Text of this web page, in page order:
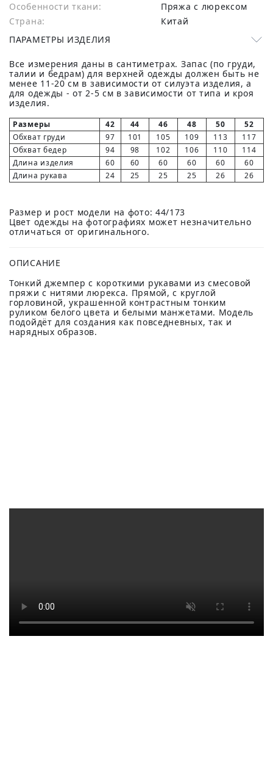
Особенности ткани:
Пряжа с люрексом
Страна:
Китай
ПАРАМЕТРЫ ИЗДЕЛИЯ
Все измерения даны в сантиметрах. Запас (по груди,
талии и бедрам) для верхней одежды должен быть не
менее 11-20 см в зависимости от силуэта изделия, а
для одежды - от 2-5 см в зависимости от типа и кроя
изделия.
Размеры 42 44 46 48 50
52
Обхват груди
97 101 105 109 113
117
Обхват бедер
94 98 102 106 110
114
Длина изделия
60 60 60 60 60
60
Длина рукава
24 25 25 25 26 26
Размер и рост модели на фото: 44/173
Цвет одежды на фотографиях может незначительно
отличаться от оригинального.
ОПИСАНИЕ
Тонкий джемпер с короткими рукавами из смесовой
пряжи с нитями люрекса. Прямой, с круглой
горловиной, украшенной контрастным тонким
руликом белого цвета и белыми манжетами. Модель
подойдёт для создания как повседневных, так и
нарядных образов.